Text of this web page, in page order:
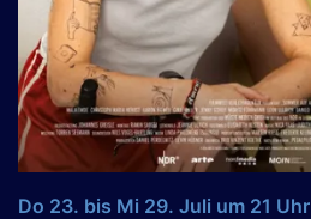
Do 23. bis Mi 29. Juli um 21 Uhr